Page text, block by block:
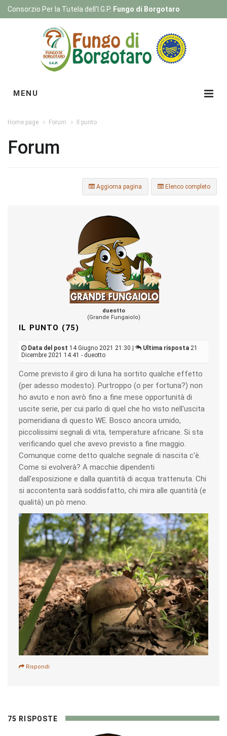
Consorzio Per la Tutela dell'I.G.P. Fungo di Borgotaro
MENU
Home page Forum Il punto
Forum
Elenco completo
Aggiorna pagina
dueotto
(Grande Fungaiolo)
IL PUNTO (75)
Data del post 14 Giugno 2021 21:30 | Ultima risposta 21
Dicembre 2021 14:41 - dueotto
Come previsto il giro di luna ha sortito qualche effetto
(per adesso modesto). Purtroppo (o per fortuna?) non
ho avuto e non avrò fino a fine mese opportunità di
uscite serie, per cui parlo di quel che ho visto nell'uscita
pomeridiana di questo WE. Bosco ancora umido,
piccolissimi segnali di vita, temperature africane. Si sta
verificando quel che avevo previsto a fine maggio.
Comunque come detto qualche segnale di nascita c'è.
Come si evolverà? A macchie dipendenti
dall'esposizione e dalla quantità di acqua trattenuta. Chi
si accontenta sarà soddisfatto, chi mira alle quantità (e
qualità) un pò meno.
Rispondi
75 RISPOSTE